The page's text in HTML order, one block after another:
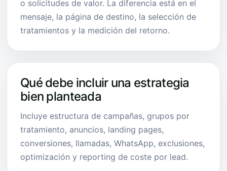
o solicitudes de valor. La diferencia está en el
mensaje, la página de destino, la selección de
tratamientos y la medición del retorno.
Qué debe incluir una estrategia
bien planteada
Incluye estructura de campañas, grupos por
tratamiento, anuncios, landing pages,
conversiones, llamadas, WhatsApp, exclusiones,
optimización y reporting de coste por lead.